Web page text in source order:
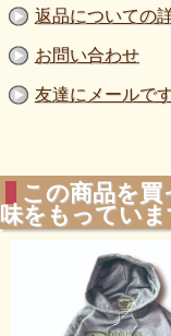
返品についての
お問い合わせ
友達にメールで
この商品を
味をもっていま